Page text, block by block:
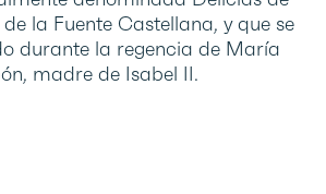
la Fuente Castellana, y que se
durante la regencia de María
madre de Isabel II.